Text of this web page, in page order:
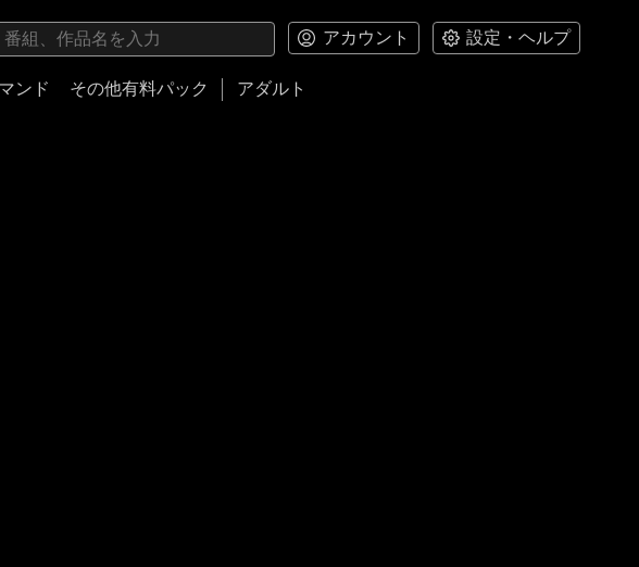
アカウント 設定・ヘルプ
ンド その他有料パック アダルト